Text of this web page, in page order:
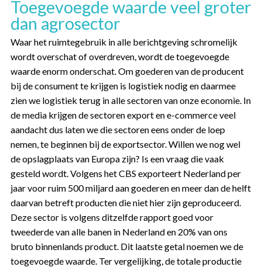
Toegevoegde waarde veel groter
dan agrosector
Waar het ruimtegebruik in alle berichtgeving schromelijk
wordt overschat of overdreven, wordt de toegevoegde
waarde enorm onderschat. Om goederen van de producent
bij de consument te krijgen is logistiek nodig en daarmee
zien we logistiek terug in alle sectoren van onze economie. In
de media krijgen de sectoren export en e-commerce veel
aandacht dus laten we die sectoren eens onder de loep
nemen, te beginnen bij de exportsector. Willen we nog wel
de opslagplaats van Europa zijn? Is een vraag die vaak
gesteld wordt. Volgens het CBS exporteert Nederland per
jaar voor ruim 500 miljard aan goederen en meer dan de helft
daarvan betreft producten die niet hier zijn geproduceerd.
Deze sector is volgens ditzelfde rapport goed voor
tweederde van alle banen in Nederland en 20% van ons
bruto binnenlands product. Dit laatste getal noemen we de
toegevoegde waarde. Ter vergelijking, de totale productie